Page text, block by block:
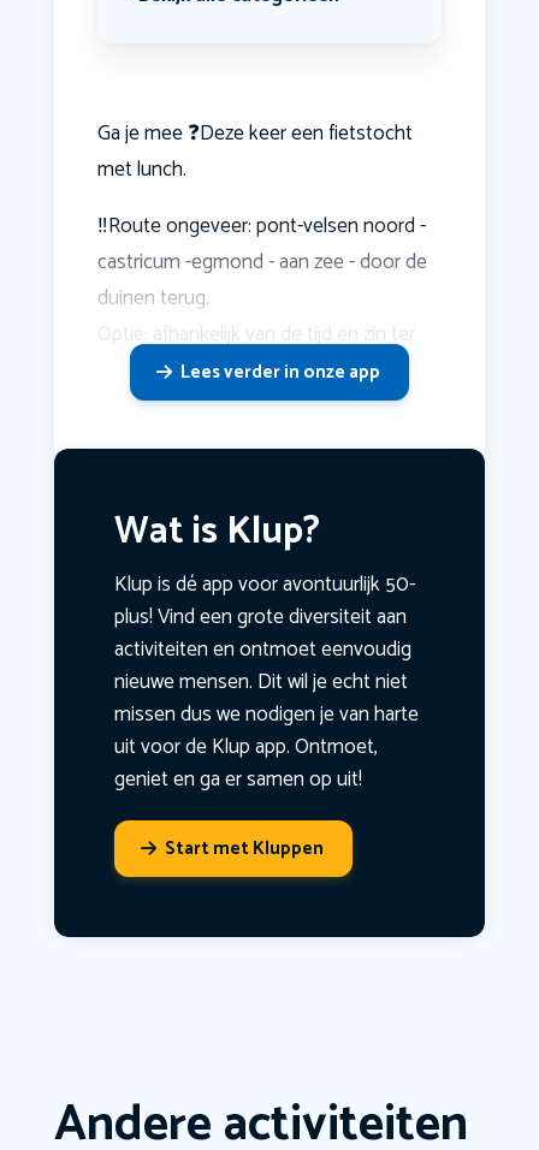
Ga je mee ❓Deze keer een fietstocht
met lunch.
‼️Route ongeveer: pont-velsen noord -
castricum -egmond - aan zee - door de
duinen terug.
Optie: afhankelijk van de tijd en zin ter
Lees verder in onze app
Wat is Klup?
Klup is dé app voor avontuurlijk 50-
plus! Vind een grote diversiteit aan
activiteiten en ontmoet eenvoudig
nieuwe mensen. Dit wil je echt niet
missen dus we nodigen je van harte
uit voor de Klup app. Ontmoet,
geniet en ga er samen op uit!
Start met Kluppen
Andere activiteiten